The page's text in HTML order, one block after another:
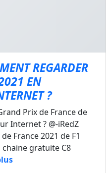
REGARDER
EN
?
Prix de France de
Internet ? @-iRedZ
France 2021 de F1
gratuite C8